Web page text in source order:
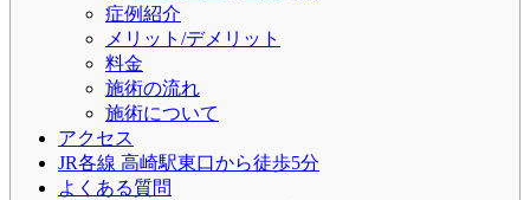
症例紹介
メリット/デメリット
料金
施術の流れ
施術について
アクセス
JR各線 高崎駅東口から徒歩5分
よくある質問